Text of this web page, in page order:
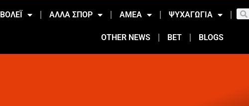
ΒΟΛΕΪ ΑΛΛΑ ΣΠΟΡ ΑΜΕΑ ΨΥΧΑΓΩΓΙΑ
OTHER NEWS BET BLOGS